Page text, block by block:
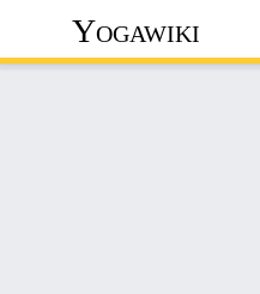
Yogawiki